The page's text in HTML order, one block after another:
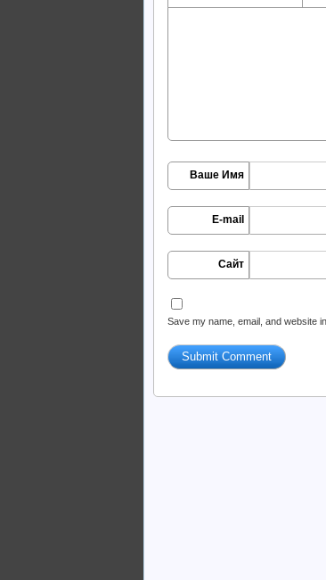
Ваше Имя
E-mail
Сайт
Save my name, email, and website